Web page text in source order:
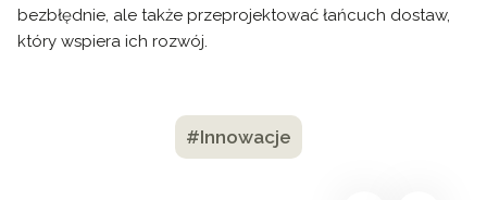
bezbłędnie, ale także przeprojektować łańcuch dostaw,
który wspiera ich rozwój.
#Innowacje